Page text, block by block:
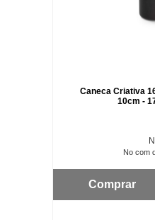
Caneca Criativa
10cm -
No com
Comprar